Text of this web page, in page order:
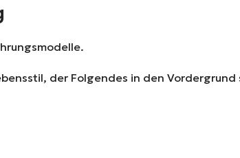
der Folgendes in den